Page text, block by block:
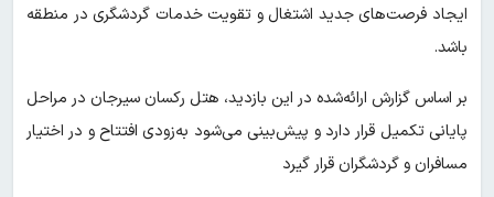
ایجاد فرصت‌های جدید اشتغال و تقویت خدمات گردشگری در منطقه
باشد.
بر اساس گزارش ارائه‌شده در این بازدید، هتل رکسان سیرجان در مراحل
پایانی تکمیل قرار دارد و پیش‌بینی می‌شود به‌زودی افتتاح و در اختیار
مسافران و گردشگران قرار گیرد